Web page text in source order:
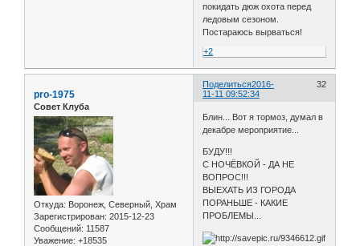
покидать дюж охота перед
ледовым сезоном.
Постараюсь вырваться!
+2
Поделиться 32
2016-
11-11 09:52:34
pro-1975
Совет Клуба
Откуда: Воронеж, Северный, Храм
Зарегистрирован: 2015-12-23
Сообщений: 11587
Уважение: +18535
Блин... Вот я тормоз, думал в
декабре мероприятие...
БУДУ!!!
С НОЧЁВКОЙ - ДА НЕ
ВОПРОС!!!
ВЫЕХАТЬ ИЗ ГОРОДА
ПОРАНЬШЕ - КАКИЕ
ПРОБЛЕМЫ...